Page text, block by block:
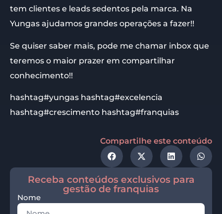
tem clientes e leads sedentos pela marca. Na
Yungas ajudamos grandes operações a fazer!!
Se quiser saber mais, pode me chamar inbox que
teremos o maior prazer em compartilhar
conhecimento!!
hashtag#yungas hashtag#excelencia
hashtag#crescimento hashtag#franquias
Compartilhe este conteúdo
Receba conteúdos exclusivos para
gestão de franquias
Nome